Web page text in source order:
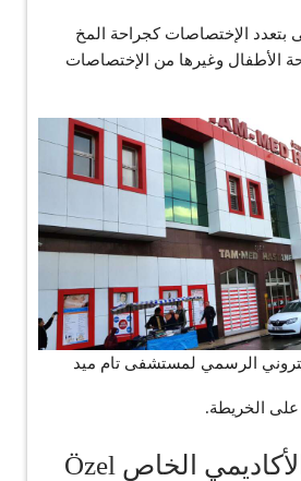
الإختصاصات كجراحة المخ
الأطفال وغيرها من الإختصاصات
الرسمي لمستشفى تام ميد
الخريطة.
5- مستشفى الأكاديمي الخاص Özel